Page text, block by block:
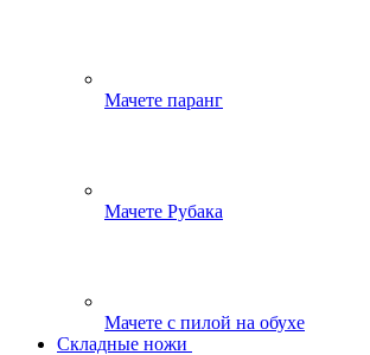
Мачете паранг
Мачете Рубака
Мачете с пилой на обухе
Складные ножи